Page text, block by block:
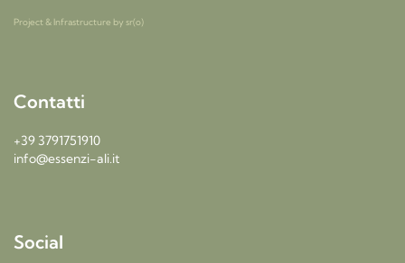
Project & Infrastructure by sr(o)
Contatti
+39 3791751910
info@essenzi-ali.it
Social